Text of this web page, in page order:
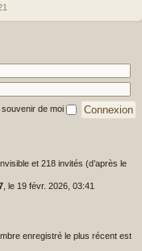
souvenir de moi
et 218 invités (d’après le
, le 19 févr. 2026, 03:41
enregistré le plus récent est